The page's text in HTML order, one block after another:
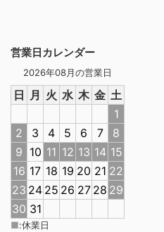
営業日カレンダー
2026年08月の営業日
日 月 火 水 木 金 土
1
2
3 4 5 6 7
8
9 10 11 12 13 14 15
16 17 18 19 20 21 22
23 24 25 26 27 28 29
30 31
■:休業日